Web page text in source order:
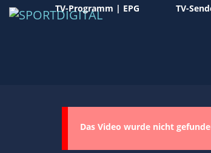
TV-Programm | EPG TV-
Das Video wurde nicht